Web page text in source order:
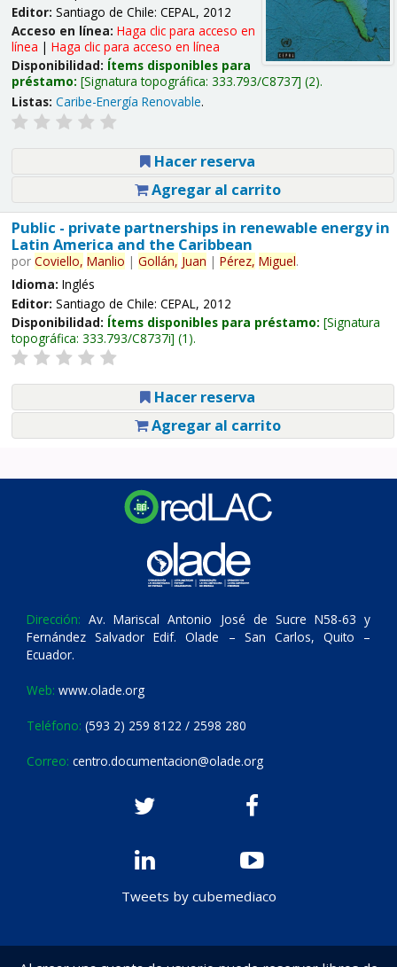
Editor: Santiago de Chile: CEPAL, 2012
Acceso en línea: Haga clic para acceso en
línea | Haga clic para acceso en línea
Disponibilidad: Ítems disponibles para
préstamo: Signatura topográfica: 333.793/C8737 (2).
Listas: Caribe-Energía Renovable.
Hacer reserva
Agregar al carrito
Public - private partnerships in renewable energy in
Latin America and the Caribbean
por Coviello, Manlio | Gollán, Juan | Pérez, Miguel.
Idioma: Inglés
Editor: Santiago de Chile: CEPAL, 2012
Disponibilidad: Ítems disponibles para préstamo: Signatura
topográfica: 333.793/C8737i (1).
Hacer reserva
Agregar al carrito
Dirección: Av. Mariscal Antonio José de Sucre N58-63 y
Fernández Salvador Edif. Olade – San Carlos, Quito –
Ecuador.
Web: www.olade.org
Teléfono: (593 2) 259 8122 / 2598 280
Correo: centro.documentacion@olade.org
Tweets by cubemediaco